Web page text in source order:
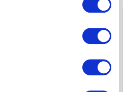
Envío gratuito en